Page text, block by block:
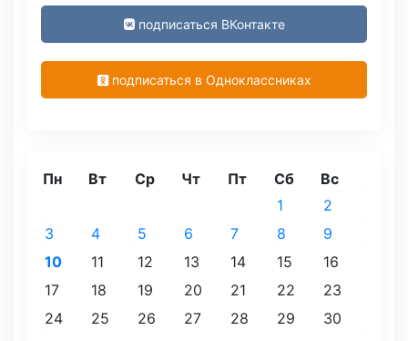
подписаться ВКонтакте
подписаться в Одноклассниках
Пн Вт Ср Чт Пт Сб
Вс
1
2
3
4 5 6 7 8
9
10
11 12 13 14 15
16
17
18 19 20 21 22
23
24
25 26 27 28 29
30